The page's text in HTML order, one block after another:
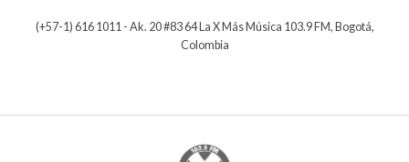
(+57-1) 616 1011 - Ak. 20 #83 64 La X Más Música 103.9 FM, Bogotá,
Colombia